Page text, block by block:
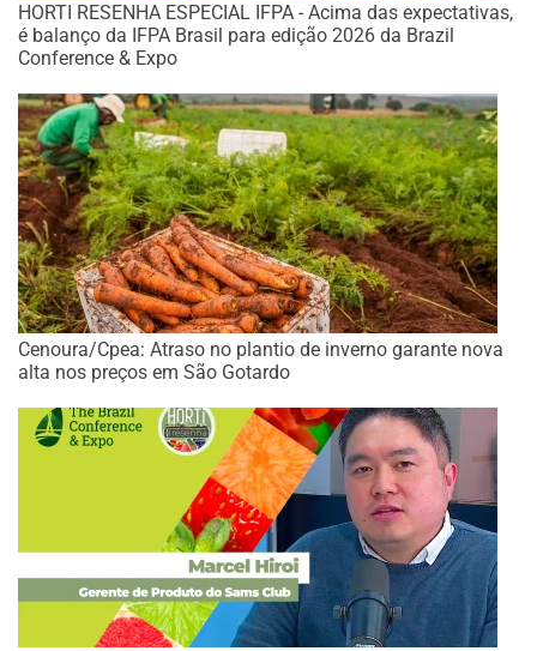
HORTI RESENHA ESPECIAL IFPA - Acima das expectativas,
é balanço da IFPA Brasil para edição 2026 da Brazil
Conference & Expo
Cenoura/Cpea: Atraso no plantio de inverno garante nova
alta nos preços em São Gotardo